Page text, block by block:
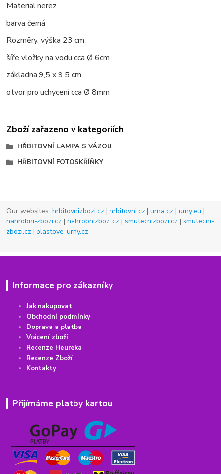
Material nerez
barva černá
Rozměry: výška 23 cm
šíře vložky na vodu ccaØ6cm
základna 9,5 x 9,5 cm
otvor pro uchycení ccaØ8mm
Zboží zařazeno v kategoriích
HŘBITOVNÍ LAMPA S VÁZOU
HŘBITOVNÍ FOTOSKŘÍŇKY
Our websites:hrbitovnizbozi.cz |hrbitovni.cz |urna.cz |urny.eu |
nahrobni-zbozi.cz |nahrobnizbozi.cz |smutecnizbozi.cz |smutecni-
zbozi.cz |plastove-urny.cz
Informace pro zákazníky
Jak nakupovat
Obchodní podmínky
Doprava a platba
Vrácení zboží
Recenze Heureka
Recenze Zboží
Kontakty
Přijímáme platby kartou